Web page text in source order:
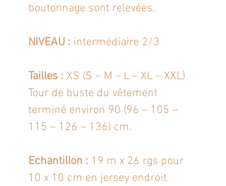
boutonnage sont relevées.
NIVEAU : intermédiaire 2/3
Tailles : XS (S – M – L – XL – XXL)
Tour de buste du vêtement
terminé environ 90 (96 – 105 –
115 – 126 – 136) cm.
Echantillon : 19 m x 26 rgs pour
10 x 10 cm en jersey endroit.